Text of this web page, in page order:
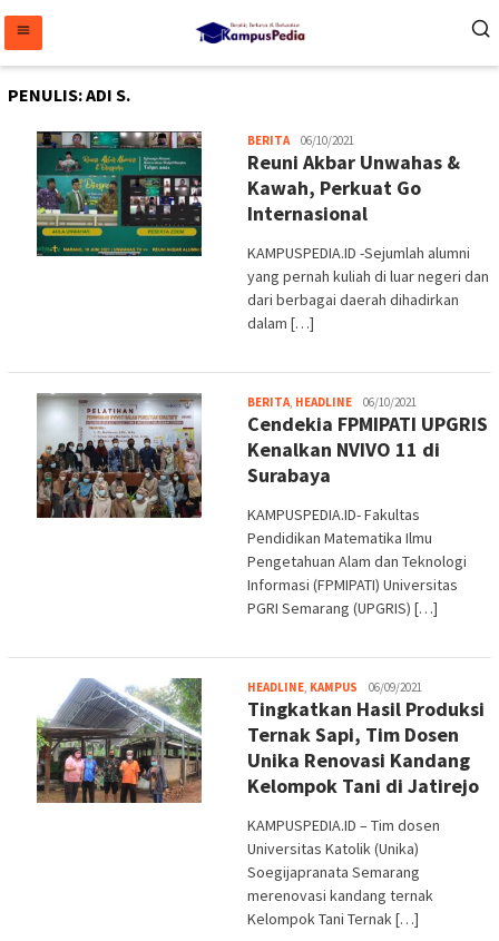
konten
PENULIS:ADI S.
BERITAAdi
S.
06/10/2021
Reuni Akbar Unwahas &
Kawah, Perkuat Go
Internasional
KAMPUSPEDIA.ID -Sejumlah alumni
yang pernah kuliah di luar negeri dan
dari berbagai daerah dihadirkan
dalam […]
BERITA, HEADLINEAdi
S.
06/10/2021
Cendekia FPMIPATI UPGRIS
Kenalkan NVIVO 11 di
Surabaya
KAMPUSPEDIA.ID- Fakultas
Pendidikan Matematika Ilmu
Pengetahuan Alam dan Teknologi
Informasi (FPMIPATI) Universitas
PGRI Semarang (UPGRIS) […]
HEADLINE, KAMPUS Adi
S.
06/09/2021
Tingkatkan Hasil Produksi
Ternak Sapi, Tim Dosen
Unika Renovasi Kandang
Kelompok Tani di Jatirejo
KAMPUSPEDIA.ID – Tim dosen
Universitas Katolik (Unika)
Soegijapranata Semarang
merenovasi kandang ternak
Kelompok Tani Ternak […]